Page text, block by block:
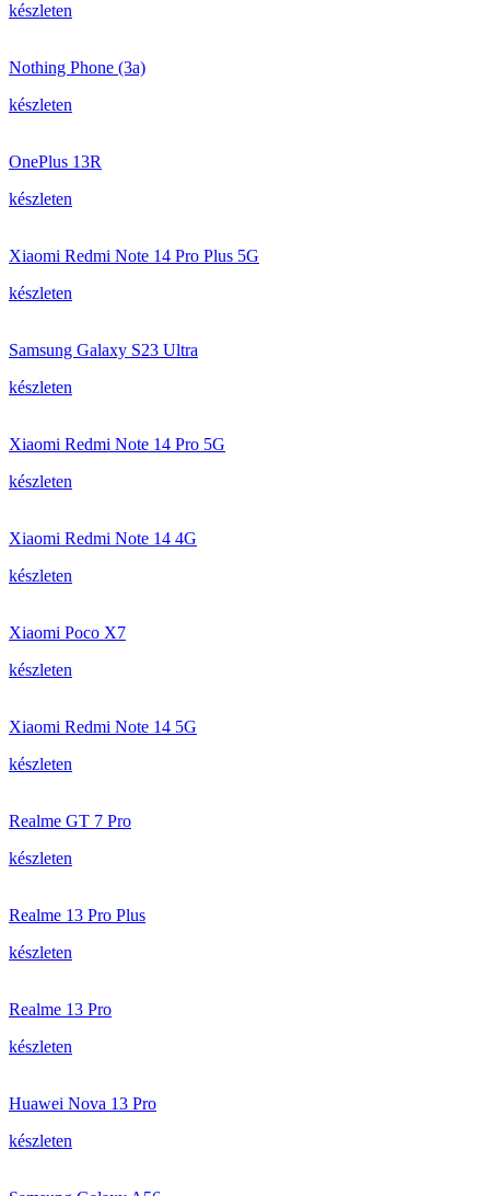
készleten
Nothing Phone (3a)
készleten
OnePlus 13R
készleten
Xiaomi Redmi Note 14 Pro Plus 5G
készleten
Samsung Galaxy S23 Ultra
készleten
Xiaomi Redmi Note 14 Pro 5G
készleten
Xiaomi Redmi Note 14 4G
készleten
Xiaomi Poco X7
készleten
Xiaomi Redmi Note 14 5G
készleten
Realme GT 7 Pro
készleten
Realme 13 Pro Plus
készleten
Realme 13 Pro
készleten
Huawei Nova 13 Pro
készleten